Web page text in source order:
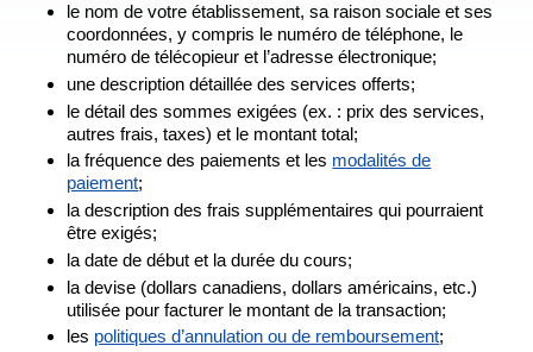
le nom de votre établissement, sa raison sociale et ses
coordonnées, y compris le numéro de téléphone, le
numéro de télécopieur et l’adresse électronique;
une description détaillée des services offerts;
le détail des sommes exigées (ex. : prix des services,
autres frais, taxes) et le montant total;
la fréquence des paiements et les modalités de
paiement;
la description des frais supplémentaires qui pourraient
être exigés;
la date de début et la durée du cours;
la devise (dollars canadiens, dollars américains, etc.)
utilisée pour facturer le montant de la transaction;
les politiques d’annulation ou de remboursement;